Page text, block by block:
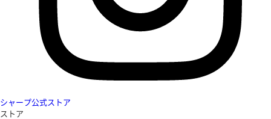
シャープ公式ストア
ストア